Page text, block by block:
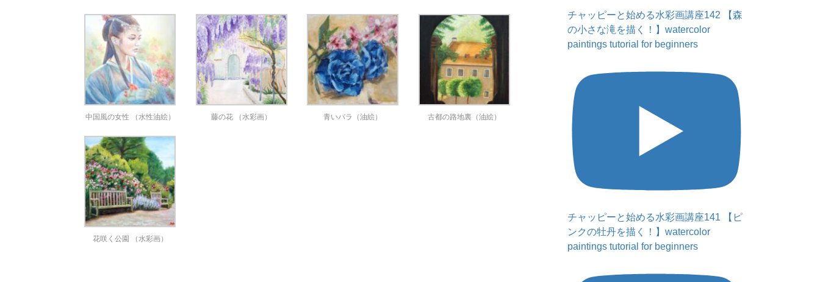
中国風の女性 （水性油絵） 藤の花 （水彩画） 青いバラ（油絵） 古都の路地裏（油絵）
花咲く公園 （水彩画）
チャッピーと始める水彩画講座142 【森
の小さな滝を描く！】watercolor
paintings tutorial for beginners
チャッピーと始める水彩画講座141 【ピ
ンクの牡丹を描く！】watercolor
paintings tutorial for beginners